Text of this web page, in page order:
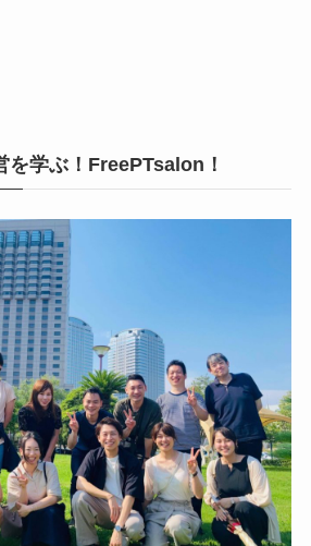
を学ぶ！FreePTsalon！